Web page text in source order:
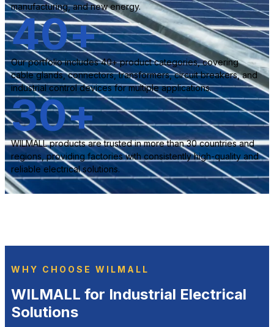
manufacturing, and new energy.
Our portfolio includes 40+ product categories, covering
cable glands, connectors, transformers, circuit breakers, and
industrial control devices for multiple applications.
40+
WILMALL products are trusted in more than 30 countries and
regions, providing factories with consistently high-quality and
reliable electrical solutions.
30+
WHY CHOOSE WILMALL
WILMALL for Industrial Electrical
Solutions